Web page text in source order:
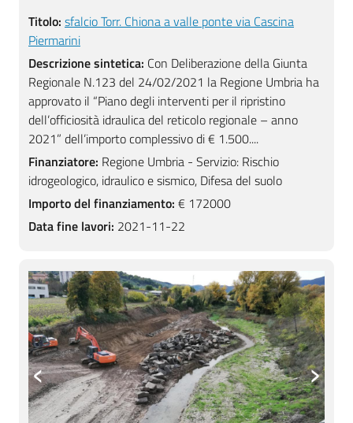
Titolo: sfalcio Torr. Chiona a valle ponte via Cascina
Piermarini
Descrizione sintetica: Con Deliberazione della Giunta
Regionale N.123 del 24/02/2021 la Regione Umbria ha
approvato il “Piano degli interventi per il ripristino
dell’officiosità idraulica del reticolo regionale – anno
2021” dell’importo complessivo di € 1.500....
Finanziatore: Regione Umbria - Servizio: Rischio
idrogeologico, idraulico e sismico, Difesa del suolo
Importo del finanziamento: € 172000
Data fine lavori: 2021-11-22
‹ ›